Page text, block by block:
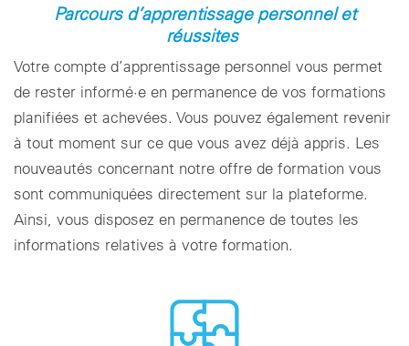
Parcours d’apprentissage personnel et
réussites
Votre compte d’apprentissage personnel vous permet
de rester informé·e en permanence de vos formations
planifiées et achevées. Vous pouvez également revenir
à tout moment sur ce que vous avez déjà appris. Les
nouveautés concernant notre offre de formation vous
sont communiquées directement sur la plateforme.
Ainsi, vous disposez en permanence de toutes les
informations relatives à votre formation.